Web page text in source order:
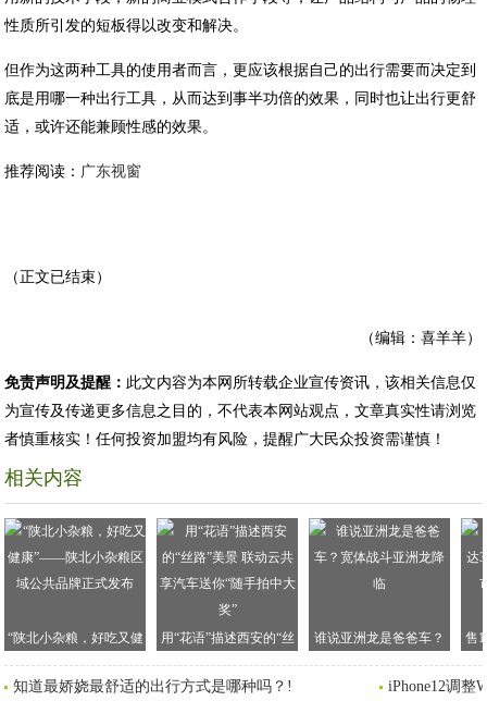
性质所引发的短板得以改变和解决。
但作为这两种工具的使用者而言，更应该根据自己的出行需要而决定到
底是用哪一种出行工具，从而达到事半功倍的效果，同时也让出行更舒
适，或许还能兼顾性感的效果。
推荐阅读： 广东视窗
（正文已结束）
（编辑：喜羊羊）
免责声明及提醒： 此文内容为本网所转载企业宣传资讯，该相关信息仅
为宣传及传递更多信息之目的，不代表本网站观点，文章真实性请浏览
者慎重核实！任何投资加盟均有风险，提醒广大民众投资需谨慎！
相关内容
“陕北小杂粮，好吃又健
康”——陕北小杂粮区域
公共品牌正式发布
用“花语”描述西安的“丝
路”美景 联动云共享汽车
送你“随手拍中大奖”
谁说亚洲龙是爸爸车？
宽体战斗亚洲龙降临
售
2.0
知道最娇娆最舒适的出行方式是哪种吗？! iPhone12调整